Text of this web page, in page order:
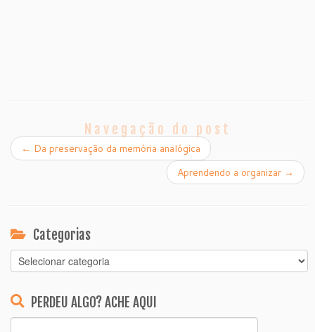
Navegação do post
← Da preservação da memória analógica
Aprendendo a organizar →
Categorias
Categorias
PERDEU ALGO? ACHE AQUI